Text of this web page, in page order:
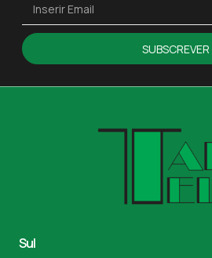
SUBSCREVER
Sul